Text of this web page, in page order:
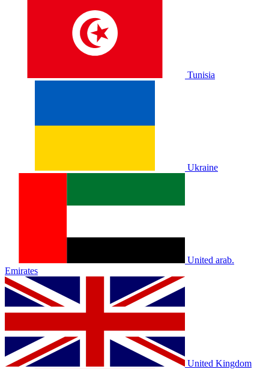
Tunisia
Ukraine
United arab.
Emirates
United Kingdom